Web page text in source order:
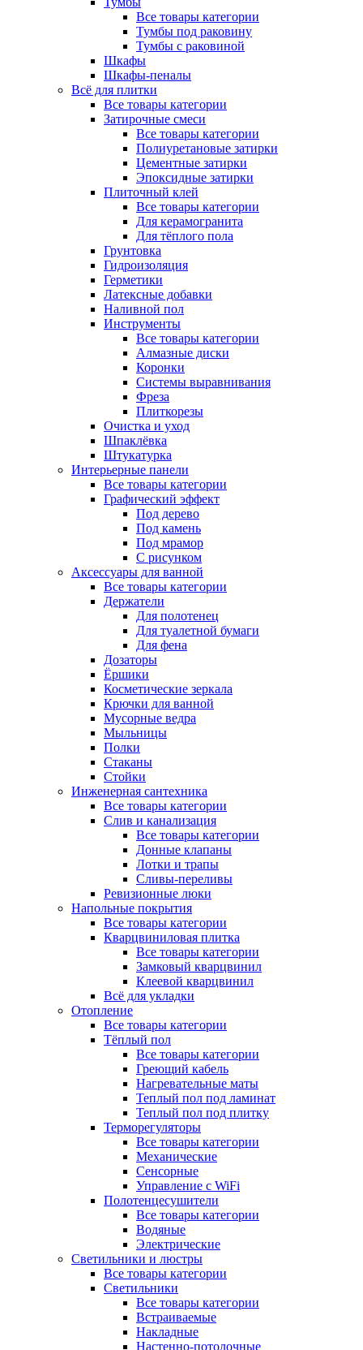
Все товары категории
Тумбы под раковину
Тумбы с раковиной
Шкафы
Шкафы-пеналы
Всё для плитки
Все товары категории
Затирочные смеси
Все товары категории
Полиуретановые затирки
Цементные затирки
Эпоксидные затирки
Плиточный клей
Все товары категории
Для керамогранита
Для тёплого пола
Грунтовка
Гидроизоляция
Герметики
Латексные добавки
Наливной пол
Инструменты
Все товары категории
Алмазные диски
Коронки
Системы выравнивания
Фреза
Плиткорезы
Очистка и уход
Шпаклёвка
Штукатурка
Интерьерные панели
Все товары категории
Графический эффект
Под дерево
Под камень
Под мрамор
С рисунком
Аксессуары для ванной
Все товары категории
Держатели
Для полотенец
Для туалетной бумаги
Для фена
Дозаторы
Ёршики
Косметические зеркала
Крючки для ванной
Мусорные ведра
Мыльницы
Полки
Стаканы
Стойки
Инженерная сантехника
Все товары категории
Слив и канализация
Все товары категории
Донные клапаны
Лотки и трапы
Сливы-переливы
Ревизионные люки
Напольные покрытия
Все товары категории
Кварцвиниловая плитка
Все товары категории
Замковый кварцвинил
Клеевой кварцвинил
Всё для укладки
Отопление
Все товары категории
Тёплый пол
Все товары категории
Греющий кабель
Нагревательные маты
Теплый пол под ламинат
Теплый пол под плитку
Терморегуляторы
Все товары категории
Механические
Сенсорные
Управление с WiFi
Полотенцесушители
Все товары категории
Водяные
Электрические
Светильники и люстры
Все товары категории
Светильники
Все товары категории
Встраиваемые
Накладные
Настенно-потолочные